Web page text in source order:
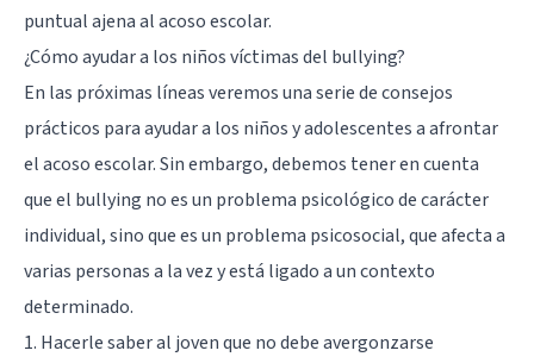
puntual ajena al acoso escolar.
¿Cómo ayudar a los niños víctimas del bullying?
En las próximas líneas veremos una serie de consejos
prácticos para ayudar a los niños y adolescentes a afrontar
el acoso escolar. Sin embargo, debemos tener en cuenta
que el bullying no es un problema psicológico de carácter
individual, sino que es un problema psicosocial, que afecta a
varias personas a la vez y está ligado a un contexto
determinado.
1. Hacerle saber al joven que no debe avergonzarse